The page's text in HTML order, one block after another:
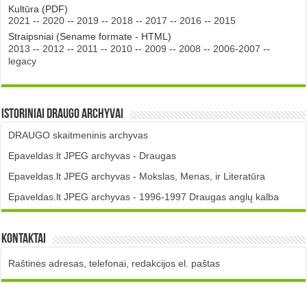
Kultūra (PDF)
2021 -- 2020 -- 2019 -- 2018 -- 2017 -- 2016 -- 2015
Straipsniai (Sename formate - HTML)
2013 -- 2012 -- 2011 -- 2010 -- 2009 -- 2008 -- 2006-2007 --
legacy
Istoriniai DRAUGO Archyvai
DRAUGO skaitmeninis archyvas
Epaveldas.lt JPEG archyvas - Draugas
Epaveldas.lt JPEG archyvas - Mokslas, Menas, ir Literatūra
Epaveldas.lt JPEG archyvas - 1996-1997 Draugas anglų kalba
Kontaktai
Raštinės adresas, telefonai, redakcijos el. paštas